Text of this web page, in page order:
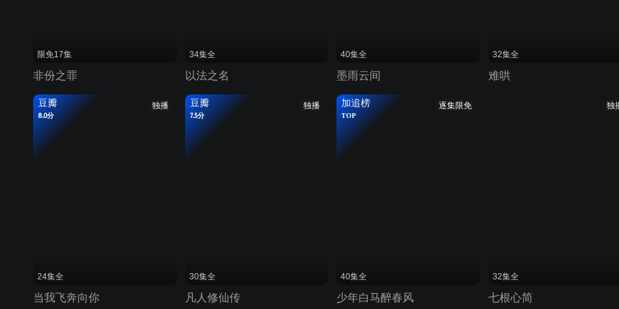
限免17集
非份之罪
34集全
以法之名
40集全
墨雨云间
32集全
难哄
独播
豆瓣
8.0分
24集全
当我飞奔向你
独播
豆瓣
7.5分
30集全
凡人修仙传
逐集限免
加追榜
TOP
40集全
少年白马醉春风
独
32集全
七根心简